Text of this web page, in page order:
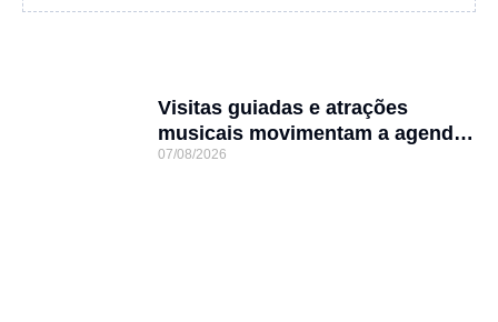
Visitas guiadas e atrações
musicais movimentam a agenda
cultural da semana em Joinville
07/08/2026